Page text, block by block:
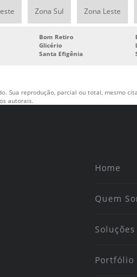
Zona Sul Zona Leste
Bom Retiro
Glicério
Santa Efigênia
Sua reprodução, parcial ou total, mesmo
autorais.
Home
Quem
Soluções
Portfólio